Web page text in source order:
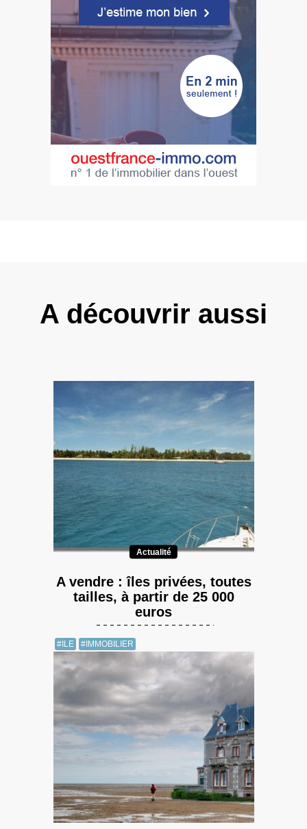
A découvrir aussi
Actualité
A vendre : îles privées, toutes
tailles, à partir de 25 000
euros
#ILE #IMMOBILIER